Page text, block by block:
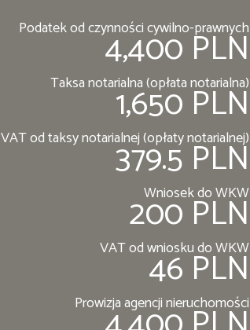
Podatek od czynności cywilno-prawnych
4,400 PLN
Taksa notarialna (opłata notarialna)
1,650 PLN
VAT od taksy notarialnej (opłaty notarialnej)
379.5 PLN
Wniosek do WKW
200 PLN
VAT od wniosku do WKW
46 PLN
Prowizja agencji nieruchomości